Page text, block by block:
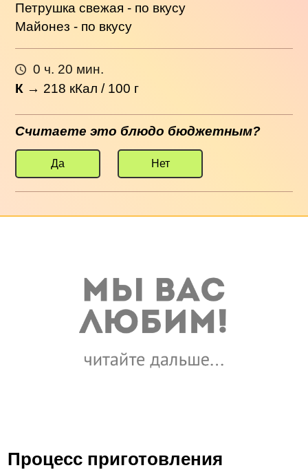
Петрушка свежая - по вкусу
Майонез - по вкусу
0 ч. 20 мин.
К → 218 кКал / 100 г
Считаете это блюдо бюджетным?
Да Нет
Процесс приготовления